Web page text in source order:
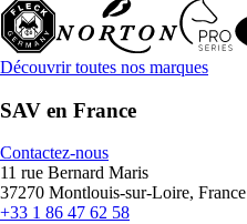
Découvrir toutes nos marques
SAV en France
Contactez-nous
11 rue Bernard Maris
37270 Montlouis-sur-Loire, France
+33 1 86 47 62 58